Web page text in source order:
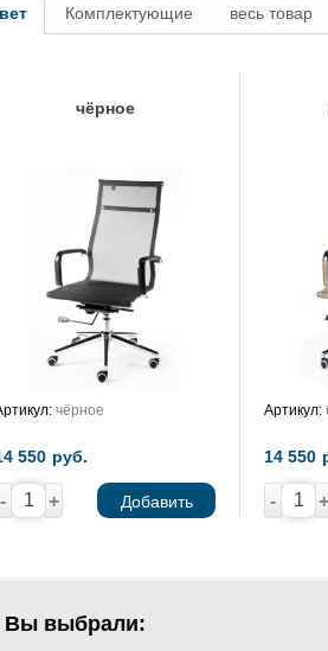
Комплектующие весь товар
чёрное
чёрное
550 руб.
- + Добавить
Артикул:
14 550
- +
Вы выбрали: